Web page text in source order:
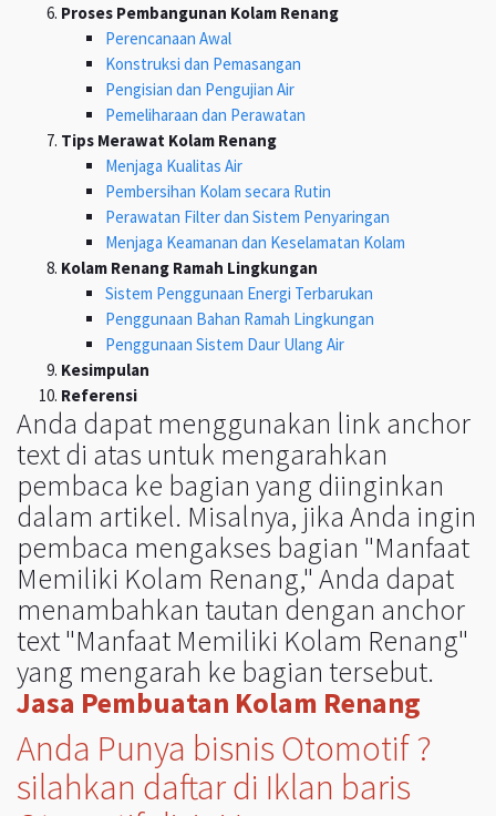
Proses Pembangunan Kolam Renang
Perencanaan Awal
Konstruksi dan Pemasangan
Pengisian dan Pengujian Air
Pemeliharaan dan Perawatan
Tips Merawat Kolam Renang
Menjaga Kualitas Air
Pembersihan Kolam secara Rutin
Perawatan Filter dan Sistem Penyaringan
Menjaga Keamanan dan Keselamatan Kolam
Kolam Renang Ramah Lingkungan
Sistem Penggunaan Energi Terbarukan
Penggunaan Bahan Ramah Lingkungan
Penggunaan Sistem Daur Ulang Air
Kesimpulan
Referensi
Anda dapat menggunakan link anchor
text di atas untuk mengarahkan
pembaca ke bagian yang diinginkan
dalam artikel. Misalnya, jika Anda ingin
pembaca mengakses bagian "Manfaat
Memiliki Kolam Renang," Anda dapat
menambahkan tautan dengan anchor
text "Manfaat Memiliki Kolam Renang"
yang mengarah ke bagian tersebut.
Jasa Pembuatan Kolam Renang
Anda Punya bisnis Otomotif ?
silahkan daftar di Iklan baris